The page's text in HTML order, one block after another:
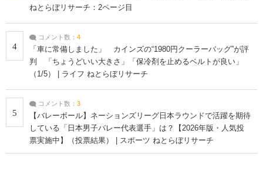
ねとらぼリサーチ：2ページ目
4
コメント数： 4
「車に常備しました」 カインズの“1980円クーラーバッグ”が評
判 「ちょうどいい大きさ」「保冷剤を止めるベルトが良い」
（1/5） | ライフ ねとらぼリサーチ
5
コメント数： 3
【バレーボール】ネーションズリーグ日本ラウンドで活躍を期待
している「日本男子バレー代表選手」は？【2026年版・人気投
票実施中】（投票結果） | スポーツ ねとらぼリサーチ